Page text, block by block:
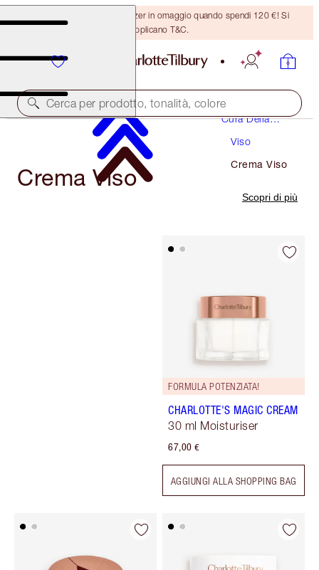
Ricevi un pennello per bronzer in omaggio quando spendi 120 €! Si
applicano T&C.
Cerca per prodotto, tonalità, colore
Cura Della
Viso
Crema Viso
Crema Viso
Scopri di più
FORMULA POTENZIATA!
CHARLOTTE'S MAGIC CREAM
30 ml Moisturiser
67,00 €
AGGIUNGI ALLA SHOPPING BAG